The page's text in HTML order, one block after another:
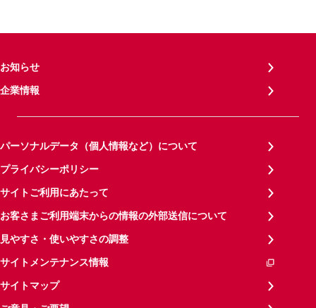
お知らせ
企業情報
パーソナルデータ（個人情報など）について
プライバシーポリシー
サイトご利用にあたって
お客さまご利用端末からの情報の外部送信について
見やすさ・使いやすさの調整
サイトメンテナンス情報
サイトマップ